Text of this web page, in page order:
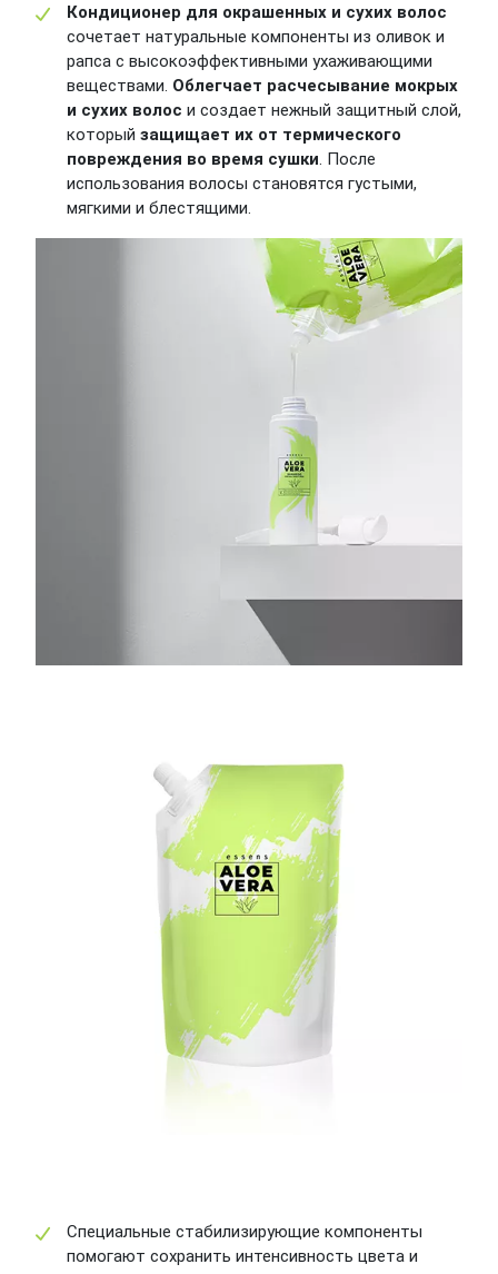
Кондиционер для окрашенных и сухих волос
сочетает натуральные компоненты из оливок и
рапса с высокоэффективными ухаживающими
веществами. Облегчает расчесывание мокрых
и сухих волос и создает нежный защитный слой,
который защищает их от термического
повреждения во время сушки. После
использования волосы становятся густыми,
мягкими и блестящими.
Специальные стабилизирующие компоненты
помогают сохранить интенсивность цвета и